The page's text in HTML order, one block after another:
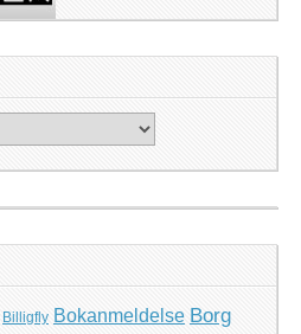
Billigfly Bokanmeldelse Borg